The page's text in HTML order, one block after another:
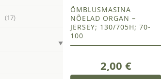
(17)
ÕMBLUSMASINA
NÕELAD ORGAN –
JERSEY; 130/705H; 70-
100
2,00 €